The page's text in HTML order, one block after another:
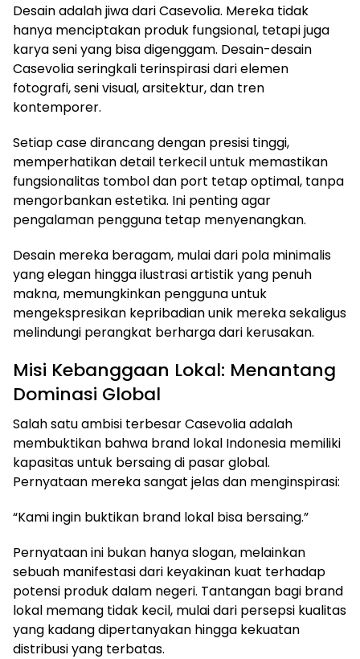
Desain adalah jiwa dari Casevolia. Mereka tidak
hanya menciptakan produk fungsional, tetapi juga
karya seni yang bisa digenggam. Desain-desain
Casevolia seringkali terinspirasi dari elemen
fotografi, seni visual, arsitektur, dan tren
kontemporer.
Setiap case dirancang dengan presisi tinggi,
memperhatikan detail terkecil untuk memastikan
fungsionalitas tombol dan port tetap optimal, tanpa
mengorbankan estetika. Ini penting agar
pengalaman pengguna tetap menyenangkan.
Desain mereka beragam, mulai dari pola minimalis
yang elegan hingga ilustrasi artistik yang penuh
makna, memungkinkan pengguna untuk
mengekspresikan kepribadian unik mereka sekaligus
melindungi perangkat berharga dari kerusakan.
Misi Kebanggaan Lokal: Menantang
Dominasi Global
Salah satu ambisi terbesar Casevolia adalah
membuktikan bahwa brand lokal Indonesia memiliki
kapasitas untuk bersaing di pasar global.
Pernyataan mereka sangat jelas dan menginspirasi:
“Kami ingin buktikan brand lokal bisa bersaing.”
Pernyataan ini bukan hanya slogan, melainkan
sebuah manifestasi dari keyakinan kuat terhadap
potensi produk dalam negeri. Tantangan bagi brand
lokal memang tidak kecil, mulai dari persepsi kualitas
yang kadang dipertanyakan hingga kekuatan
distribusi yang terbatas.